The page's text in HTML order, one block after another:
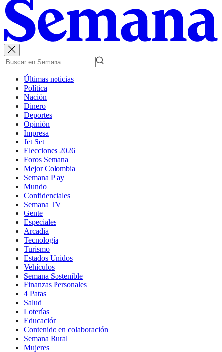
Últimas noticias
Política
Nación
Dinero
Deportes
Opinión
Impresa
Jet Set
Elecciones 2026
Foros Semana
Mejor Colombia
Semana Play
Mundo
Confidenciales
Semana TV
Gente
Especiales
Arcadia
Tecnología
Turismo
Estados Unidos
Vehículos
Semana Sostenible
Finanzas Personales
4 Patas
Salud
Loterías
Educación
Contenido en colaboración
Semana Rural
Mujeres